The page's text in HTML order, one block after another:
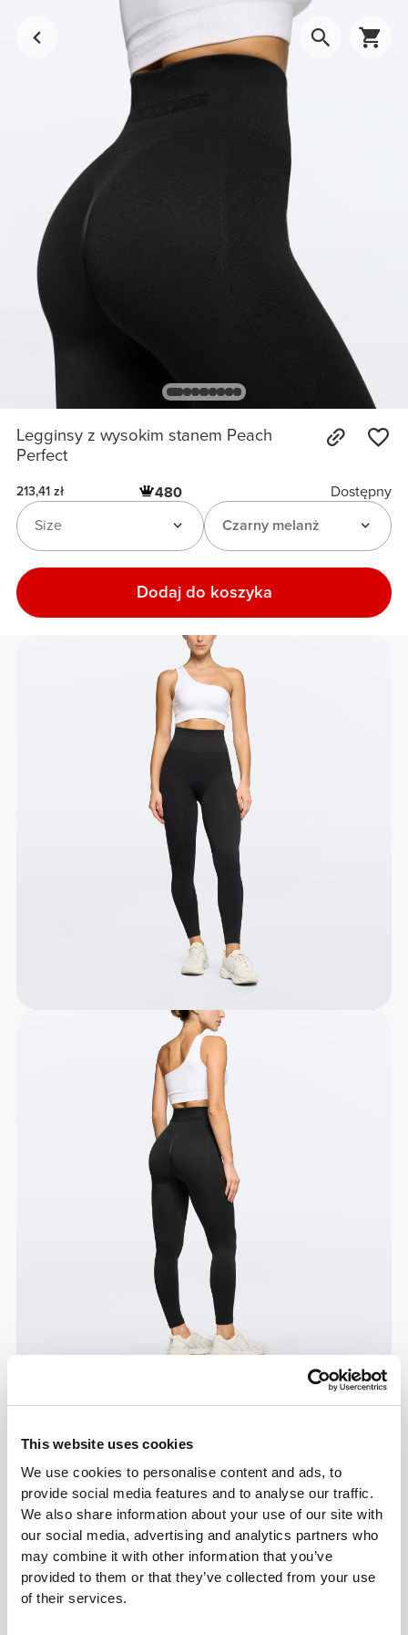
This website uses cookies
We use cookies to personalise content and ads, to
provide social media features and to analyse our traffic.
We also share information about your use of our site with
our social media, advertising and analytics partners who
may combine it with other information that you’ve
provided to them or that they’ve collected from your use
of their services.
Legginsy z wysokim stanem Peach
Perfect
213,41 zł 480
Dostępny
Czarny melanż
Size
Dodaj do koszyka